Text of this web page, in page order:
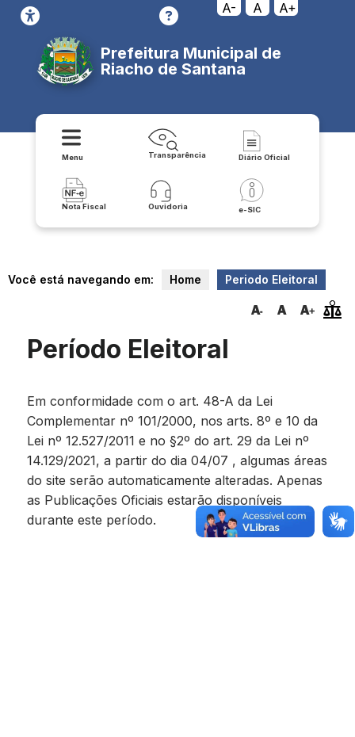
A- A A+
Prefeitura Municipal de
Riacho de Santana
Menu Transparência Diário Oficial
Nota Fiscal Ouvidoria e-SIC
Você está navegando em: Home Periodo Eleitoral
Período Eleitoral
Em conformidade com o art. 48-A da Lei
Complementar nº 101/2000, nos arts. 8º e 10 da
Lei nº 12.527/2011 e no §2º do art. 29 da Lei nº
14.129/2021, a partir do dia 04/07 , algumas áreas
do site serão automaticamente alteradas. Apenas
as Publicações Oficiais estarão disponíveis
durante este período.